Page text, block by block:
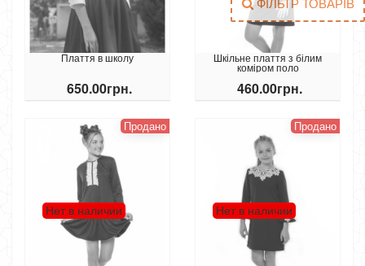
Плаття в школу
650.00грн.
Шкільне плаття з білим
коміром поло
460.00грн.
Продано
Нет в наличии
Продано
Нет в наличии